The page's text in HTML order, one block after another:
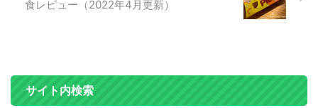
食レビュー（2022年4月更新）
サイト内検索